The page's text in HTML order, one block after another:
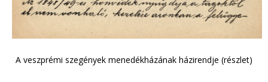
A veszprémi szegények menedékházának házirendje (részlet)